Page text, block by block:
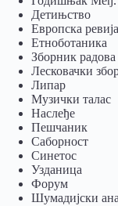
Детињство
Европска
Eтноботаника
Зборник
Лесковачки
Липар
Музички талас
Наслеђе
Пешчаник
Саборност
Синетос
Узданица
Форум
Шумадијски